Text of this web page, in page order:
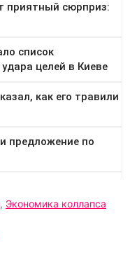
, Экономика коллапса